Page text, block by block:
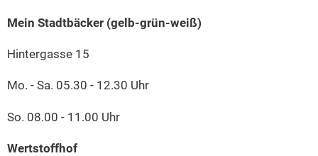
Mein Stadtbäcker (gelb-grün-weiß)
Hintergasse 15
Mo. - Sa. 05.30 - 12.30 Uhr
So. 08.00 - 11.00 Uhr
Wertstoffhof